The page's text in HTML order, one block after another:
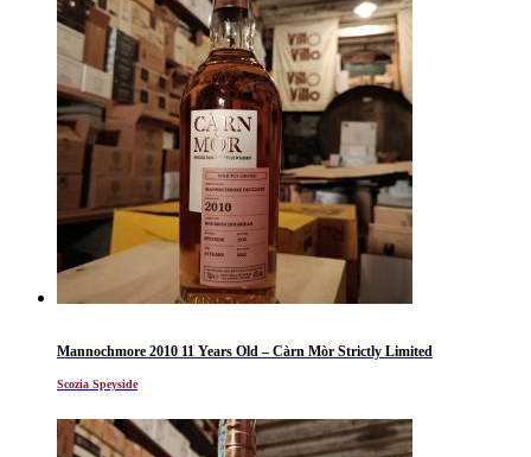
Mannochmore 2010 11 Years Old – Càrn Mòr Strictly Limited
Scozia Speyside